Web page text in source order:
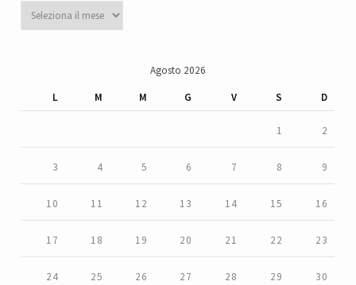
Archivi
Agosto 2026
L
M M G V S D
1 2
3 4 5 6 7 8 9
10 11 12 13 14 15 16
17 18 19 20 21 22 23
24 25 26 27 28 29 30